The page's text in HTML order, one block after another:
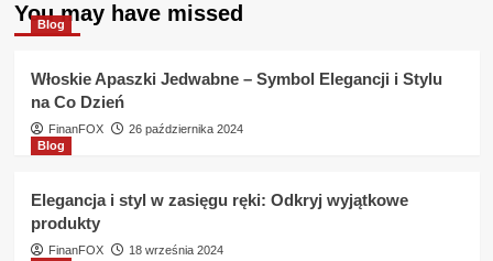
You may have missed
Blog
Włoskie Apaszki Jedwabne – Symbol Elegancji i Stylu
na Co Dzień
FinanFOX
26 października 2024
Blog
Elegancja i styl w zasięgu ręki: Odkryj wyjątkowe
produkty
FinanFOX
18 września 2024